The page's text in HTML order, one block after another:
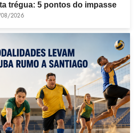
trégua: 5 pontos do impasse
2026